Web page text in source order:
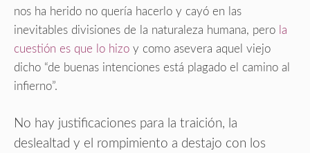
nos ha herido no quería hacerlo y cayó en las
inevitables divisiones de la naturaleza humana, pero la
cuestión es que lo hizo y como asevera aquel viejo
dicho “de buenas intenciones está plagado el camino al
infierno”.
No hay justificaciones para la traición, la
deslealtad y el rompimiento a destajo con los